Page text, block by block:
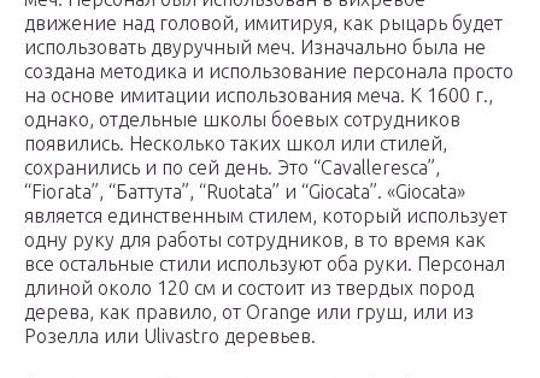
движение над головой, имитируя, как рыцарь будет
использовать двуручный меч. Изначально была не
создана методика и использование персонала просто
на основе имитации использования меча. К 1600 г.,
однако, отдельные школы боевых сотрудников
появились. Несколько таких школ или стилей,
сохранились и по сей день. Это “Cavalleresca”,
“Fiorata”, “Баттута”, “Ruotata” и “Giocata”. «Giocata»
является единственным стилем, который использует
одну руку для работы сотрудников, в то время как
все остальные стили используют оба руки. Персонал
длиной около 120 см и состоит из твердых пород
дерева, как правило, от Orange или груш, или из
Розелла или Ulivastro деревьев.